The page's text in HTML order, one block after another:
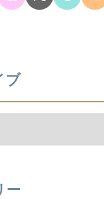
ブ
ー